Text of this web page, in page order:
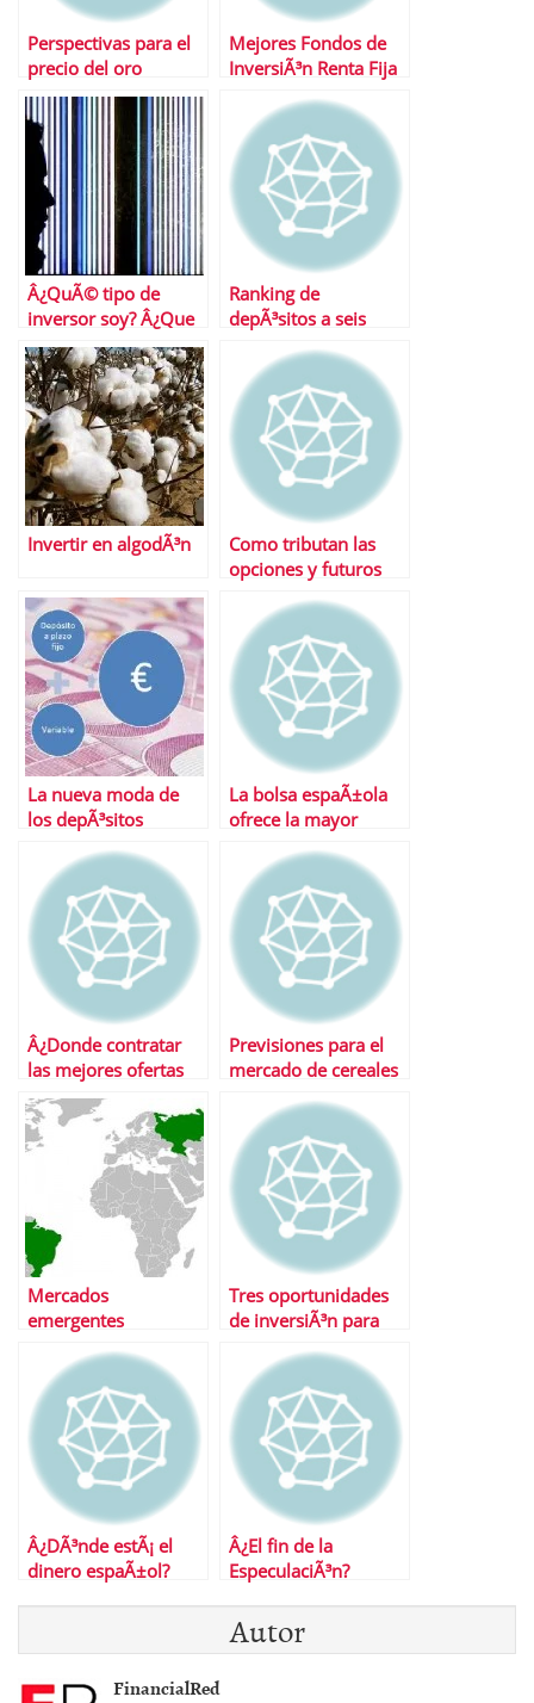
Perspectivas para el
precio del oro
Mejores Fondos de
InversiÃ³n Renta Fija
Â¿QuÃ© tipo de
inversor soy? Â¿Que
perfil de riesgo
tengo?
Ranking de
depÃ³sitos a seis
Invertir en algodÃ³n
Como tributan las
opciones y futuros
La nueva moda de
los depÃ³sitos
La bolsa espaÃ±ola
ofrece la mayor
dividendo en tiempos
de crisis
Â¿Donde contratar
las mejores ofertas
en depÃ³sitos?
Previsiones para el
mercado de cereales
Mercados
emergentes
Tres oportunidades
de inversiÃ³n para
Â¿DÃ³nde estÃ¡ el
dinero espaÃ±ol?
Â¿El fin de la
EspeculaciÃ³n?
Autor
FinancialRed